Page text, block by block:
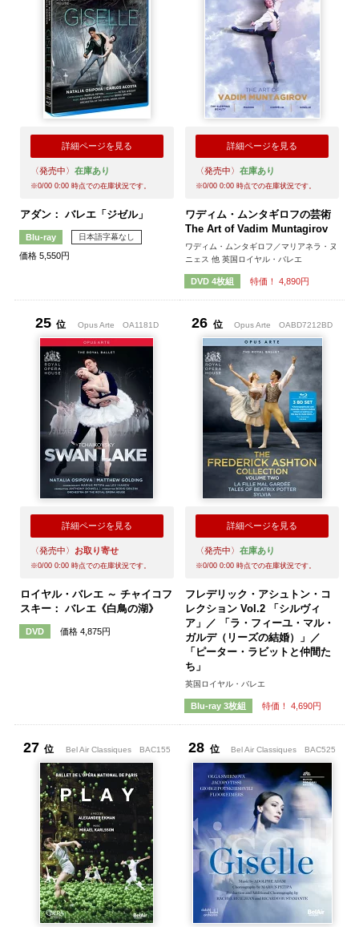
詳細ページを見る
〈発売中〉 在庫あり
※0/00 0:00時点での在庫状況です。
アダン： バレエ「ジゼル」
Blu-ray 日本語字幕なし
価格 5,550円
詳細ページを見る
〈発売中〉 在庫あり
※0/00 0:00時点での在庫状況です。
ワディム・ムンタギロフの芸術
The Art of Vadim Muntagirov
ワディム・ムンタギロフ／マリアネラ・ヌ
ニェス 他 英国ロイヤル・バレエ
DVD 4枚組 特価！ 4,890円
25 位 Opus Arte OA1181D
詳細ページを見る
〈発売中〉 お取り寄せ
※0/00 0:00時点での在庫状況です。
ロイヤル・バレエ ～ チャイコフ
スキー： バレエ《白鳥の湖》
DVD 価格 4,875円
26 位 Opus Arte OABD7212BD
詳細ページを見る
〈発売中〉 在庫あり
※0/00 0:00時点での在庫状況です。
フレデリック・アシュトン・コ
レクション Vol.2 「シルヴィ
ア」／ 「ラ・フィーユ・マル・
ガルデ（リーズの結婚）」／
「ピーター・ラビットと仲間た
ち」
英国ロイヤル・バレエ
Blu-ray 3枚組 特価！ 4,690円
27 位 Bel Air Classiques BAC155 28 位 Bel Air Classiques BAC525